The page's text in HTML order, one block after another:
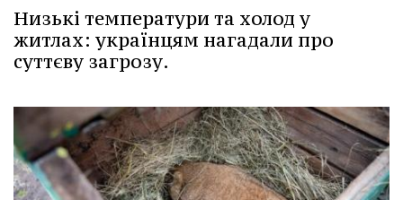
Низькі температури та холод у
житлах: українцям нагадали про
суттєву загрозу.